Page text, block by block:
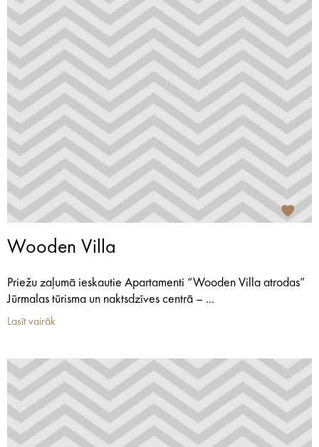
Wooden Villa
Priežu zaļumā ieskautie Apartamenti “Wooden Villa atrodas”
Jūrmalas tūrisma un naktsdzīves centrā – ...
Lasīt vairāk